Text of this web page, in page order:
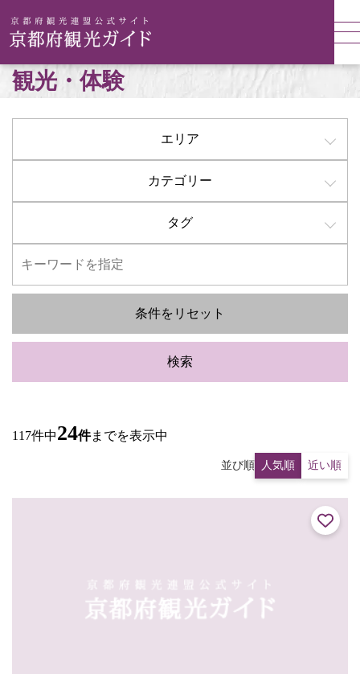
観光・体験
エリア
カテゴリー
タグ
条件をリセット
検索
117件中24件までを表示中
並び順 人気順 近い順